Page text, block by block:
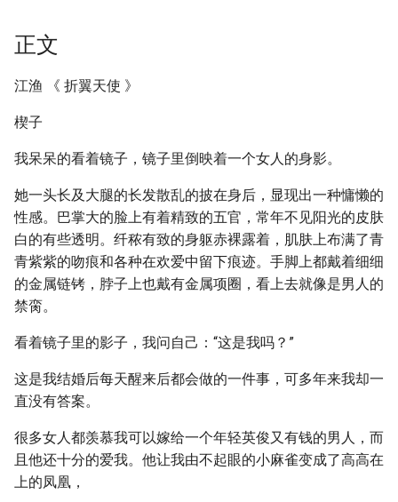
正文
江渔 《 折翼天使 》
楔子
我呆呆的看着镜子，镜子里倒映着一个女人的身影。
她一头长及大腿的长发散乱的披在身后，显现出一种慵懒的
性感。巴掌大的脸上有着精致的五官，常年不见阳光的皮肤
白的有些透明。纤秾有致的身躯赤裸露着，肌肤上布满了青
青紫紫的吻痕和各种在欢爱中留下痕迹。手脚上都戴着细细
的金属链铐，脖子上也戴有金属项圈，看上去就像是男人的
禁脔。
看着镜子里的影子，我问自己：“这是我吗？”
这是我结婚后每天醒来后都会做的一件事，可多年来我却一
直没有答案。
很多女人都羡慕我可以嫁给一个年轻英俊又有钱的男人，而
且他还十分的爱我。他让我由不起眼的小麻雀变成了高高在
上的凤凰，